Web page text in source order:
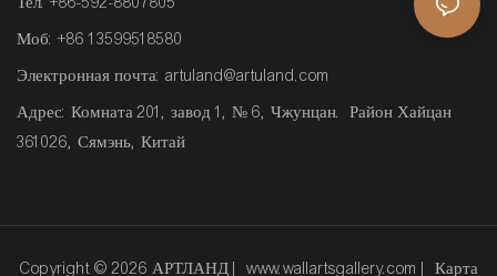
Моб: +86 13599518580
Электронная почта: artuland@artuland.com
Адрес: Комната 201, завод 1, № 6, Чжунцан. Район Хайцан
361026, Сямэнь, Китай
Copyright © 2026 АРТЛАНД | www.wallartsgallery.com Карта